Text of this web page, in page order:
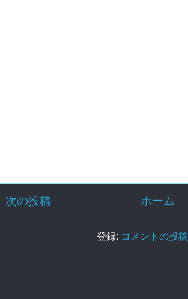
次の投稿 ホーム
登録: コメントの投